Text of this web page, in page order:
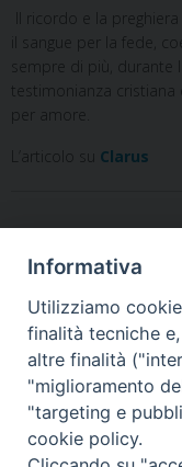
Il ricordo e la
il sangue per la fede,
sempre di più, durante
testimonianza cristiana
per amore.
L’articolo su Clarus
Ad Gentes 2022 –
edizione con gli
Alvignano
Informativa
Utilizziamo
finalità tecniche
altre finalità
"miglioramento
"targeting e
cookie policy.